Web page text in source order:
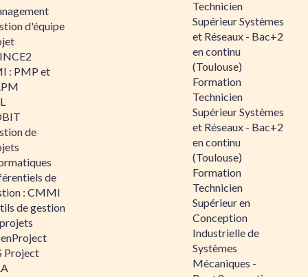
d'équipe
: PMP et
de
de
: CMMI
de gestion
Project
Technicien
Supérieur Systèmes
et Réseaux - Bac+2
en continu
(Toulouse)
Formation
Technicien
Supérieur Systèmes
et Réseaux - Bac+2
en continu
(Toulouse)
Formation
Technicien
Supérieur en
Conception
Industrielle de
Systèmes
Mécaniques -